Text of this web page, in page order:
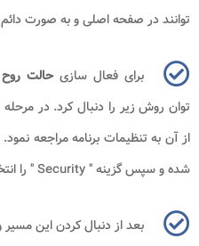
توانند در صفحه اصلی و به صورت
برای فعال سازیحالت
توان روش زیر را دنبال کرد. در
از آن به تنظیمات برنامه مراجعه
شده و سپس گزینه "Security" را
بعد از دنبال کردن این